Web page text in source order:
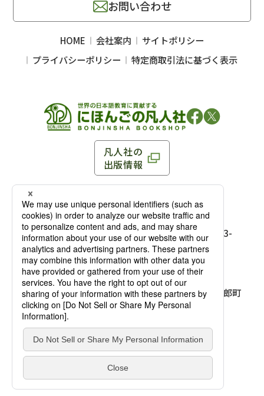
凡人社の本を見る
凡人社が出版した本を見る
凡人社の
出版情報
〒102-0093 東京都千代田区平河町 1-3-13 8F
TEL：03-3263-3959／FAX：03-3263-3116
麹町店
〒102-0093 東京都千代田区平河町1-3-
13 8F［アクセス］
TEL：03-3239-8673／FAX：03-3263-
3116
大阪店
〒541-0056 大阪府大阪市中央区久太郎町
4-2-10
大西ビルディング 1階［
TEL：06-4256-2684／FAX：03-6733-
7887
お問い合わせ
HOME 会社案内
サイトポリシー
プライバシーポリシー
特定商取引法に基づく表示
© Bonjinsha Co., LTD. All Rights Reserved.